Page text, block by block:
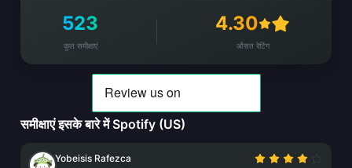
523
कुल समीक्षाएं
4.30
औसत रेटिंग
समीक्षाएं इसके बारे में Spotify (US)
Yobeisis Rafezca